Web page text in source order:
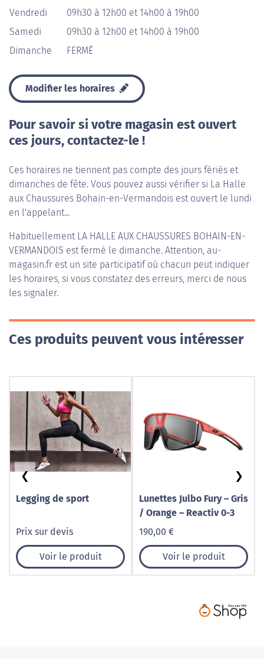
Vendredi
09h30 à 12h00 et 14h00 à 19h00
Samedi
09h30 à 12h00 et 14h00 à 19h00
Dimanche
FERMÉ
Modifier les horaires
Pour savoir si votre magasin est ouvert
ces jours, contactez-le !
Ces horaires ne tiennent pas compte des jours fériés et
dimanches de fête. Vous pouvez aussi vérifier si La Halle
aux Chaussures Bohain-en-Vermandois est ouvert le lundi
en l'appelant...
Habituellement LA HALLE AUX CHAUSSURES BOHAIN-EN-
VERMANDOIS est fermé le dimanche. Attention, au-
magasin.fr est un site participatif où chacun peut indiquer
les horaires, si vous constatez des erreurs, merci de nous
les signaler.
Ces produits peuvent vous intéresser
Legging de sport
Prix sur devis
Voir le produit
Lunettes Julbo Fury – Gris
/ Orange – Reactiv 0-3
190,00 €
Voir le produit
❮ ❯